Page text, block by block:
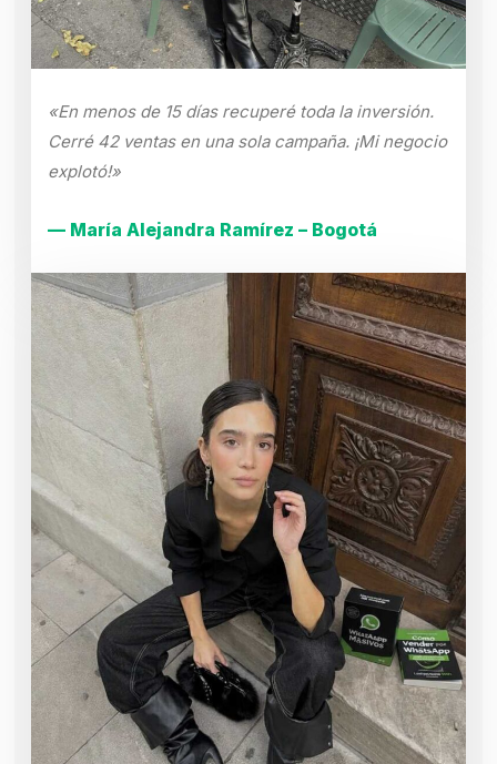
«En menos de 15 días recuperé toda la inversión.
Cerré 42 ventas en una sola campaña. ¡Mi negocio
explotó!»
— María Alejandra Ramírez – Bogotá